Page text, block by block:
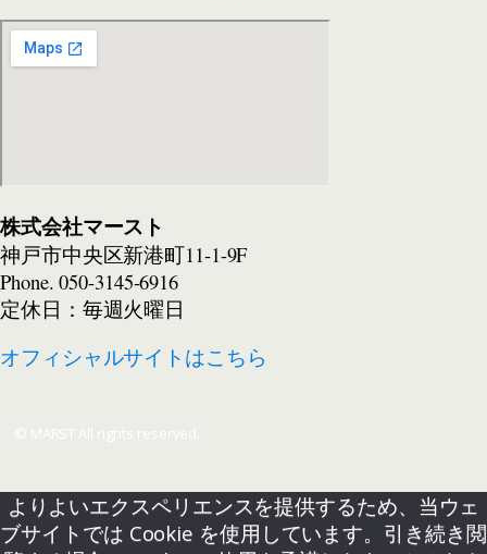
株式会社マースト
神戸市中央区新港町11-1-9F
Phone.050-3145-6916
定休日：毎週火曜日
オフィシャルサイトはこちら
© MARST All rights reserved.
よりよいエクスペリエンスを提供するため、当ウェ
ブサイトでは Cookie を使用しています。引き続き閲